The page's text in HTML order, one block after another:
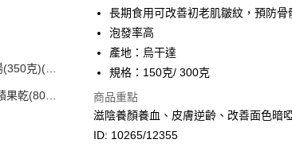
克)(款
果乾(80
AlipayHK
PayMe
WeChat Pay
BoC Pay
其他轉帳方式
長期食用可改善初老肌皺紋，預防骨
泡發率高
產地：烏干達
規格：150克/ 300克
商品重點
滋陰養顏養血、皮膚逆齡、改善面色暗
ID: 10265/12355